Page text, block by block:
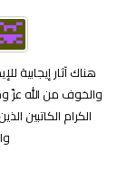
هناك آثار إيجابية
والخوف من الله عزّ
الكرام الكاتبين